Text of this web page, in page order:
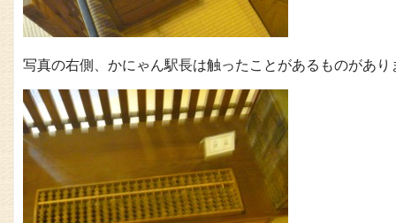
写真の右側、かにゃん駅長は触ったことがあるものがあり